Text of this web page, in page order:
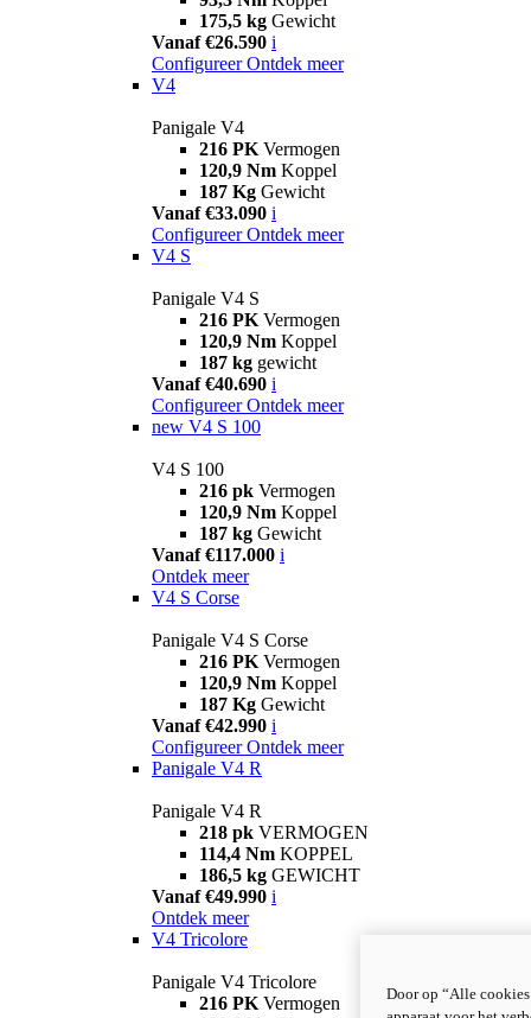
175,5 kg Gewicht
Vanaf €26.590 i
Configureer Ontdek meer
V4
Panigale V4
216 PK Vermogen
120,9 Nm Koppel
187 Kg Gewicht
Vanaf €33.090 i
Configureer Ontdek meer
V4 S
Panigale V4 S
216 PK Vermogen
120,9 Nm Koppel
187 kg gewicht
Vanaf €40.690 i
Configureer Ontdek meer
new V4 S 100
V4 S 100
216 pk Vermogen
120,9 Nm Koppel
187 kg Gewicht
Vanaf €117.000 i
Ontdek meer
V4 S Corse
Panigale V4 S Corse
216 PK Vermogen
120,9 Nm Koppel
187 Kg Gewicht
Vanaf €42.990 i
Configureer Ontdek meer
Panigale V4 R
Panigale V4 R
218 pk VERMOGEN
114,4 Nm KOPPEL
186,5 kg GEWICHT
Vanaf €49.990 i
Ontdek meer
V4 Tricolore
Panigale V4 Tricolore
216 PK Vermogen
Door op “Alle